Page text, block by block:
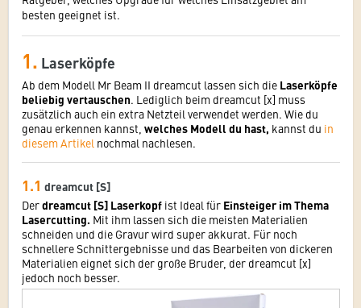
besten geeignet ist.
1. Laserköpfe
Ab dem Modell Mr Beam II dreamcut lassen sich die Laserköpfe
beliebig vertauschen. Lediglich beim dreamcut [x] muss
zusätzlich auch ein extra Netzteil verwendet werden. Wie du
genau erkennen kannst, welches Modell du hast, kannst du in
diesem Artikel nochmal nachlesen.
1.1 dreamcut [S]
Derdreamcut [S] Laserkopf ist Ideal für Einsteiger im Thema
Lasercutting. Mit ihm lassen sich die meisten Materialien
schneiden und die Gravur wird super akkurat. Für noch
schnellere Schnittergebnisse und das Bearbeiten von dickeren
Materialien eignet sich der große Bruder, der dreamcut [x]
jedoch noch besser.